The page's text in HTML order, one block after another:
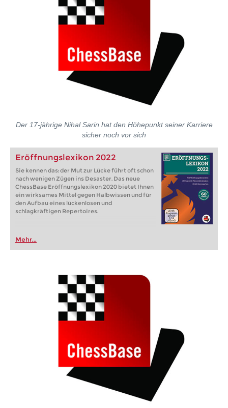
Der 17-jährige Nihal Sarin hat den Höhepunkt seiner Karriere
sicher noch vor sich
Eröffnungslexikon 2022
Sie kennen das: der Mut zur Lücke führt oft schon
nach wenigen Zügen ins Desaster. Das neue
ChessBase Eröffnungslexikon 2020 bietet Ihnen
ein wirksames Mittel gegen Halbwissen und für
den Aufbau eines lückenlosen und
schlagkräftigen Repertoires.
Mehr...